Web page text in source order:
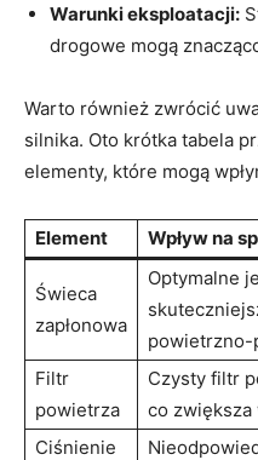
Warunki eksploatacji:
drogowe mogą
Warto ⁤również zwrócić
silnika. Oto⁢ krótka tabela⁤
elementy, które mogą
Element Wpływ na
Świeca
zapłonowa
Optymalne
powietrzno-
Filtr
powietrza
Czysty filtr
‌co ⁤zwiększa
Ciśnienie